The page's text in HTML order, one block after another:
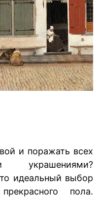
и поражать всех
украшениями?
идеальный выбор
пола.